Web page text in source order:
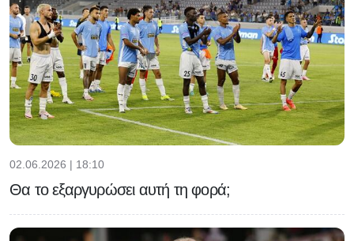
02.06.2026 | 18:10
Θα το εξαργυρώσει αυτή τη φορά;